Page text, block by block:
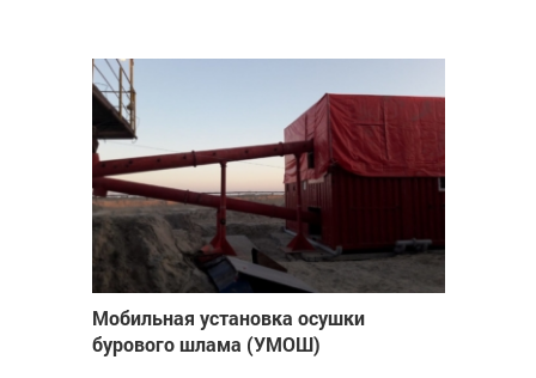
Мобильная установка осушки
бурового шлама (УМОШ)